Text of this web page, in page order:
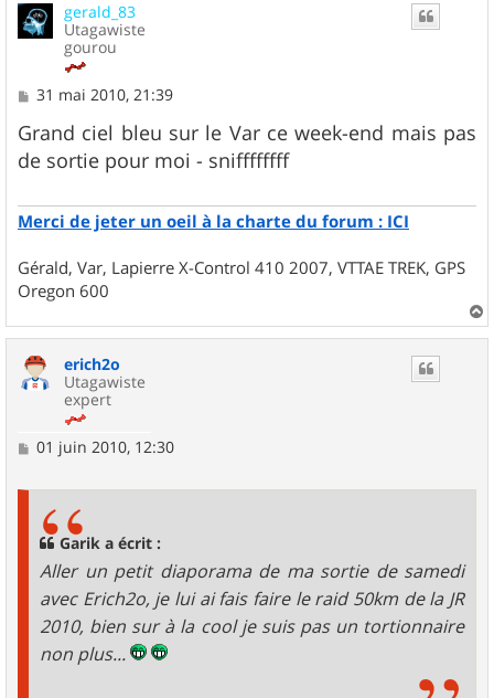
gerald_83
Utagawiste
gourou
M
s
s
a
31 mai 2010, 21:39
Grand ciel bleu sur le Var ce week-end mais pas
de sortie pour moi - sniffffffff
Merci de jeter un oeil à la charte du forum : ICI
Gérald, Var, Lapierre X-Control 410 2007, VTTAE TREK, GPS
Oregon 600
a
erich2o
Utagawiste
expert
M
01 juin 2010, 12:30
Garik a écrit :
Aller un petit diaporama de ma sortie de samedi
avec Erich2o, je lui ai fais faire le raid 50km de la JR
2010, bien sur à la cool je suis pas un tortionnaire
non plus...